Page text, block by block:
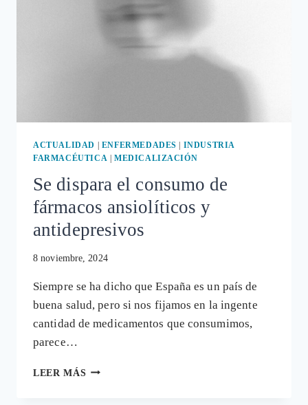
PELIGROS
ACTUALIDAD ENFERMEDADES
INDUSTRIA
FARMACÉUTICA
MEDICALIZACIÓN
Se dispara el consumo de
fármacos ansiolíticos y
antidepresivos
8 noviembre, 2024
Siempre se ha dicho que España es un país de
buena salud, pero si nos fijamos en la ingente
cantidad de medicamentos que consumimos,
parece…
LEER MÁS SE